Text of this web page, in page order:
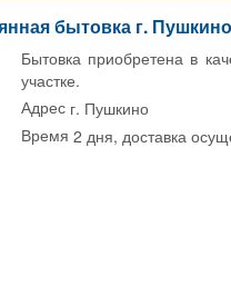
бытовка г. Пушкино
Бытовка приобретена в
участке.
Адрес г. Пушкино
Время2 дня, доставка